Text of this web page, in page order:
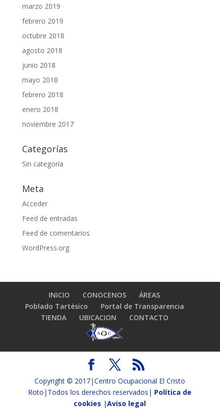
marzo 2019
febrero 2019
octubre 2018
agosto 2018
junio 2018
mayo 2018
febrero 2018
enero 2018
noviembre 2017
Categorías
Sin categoría
Meta
Acceder
Feed de entradas
Feed de comentarios
WordPress.org
INICIO CONOCENOS
ÁREAS
Poblado Tartésico
Portal de Transparencia
TIENDA
UBICACION CONTACTO
Copyright © 2017|Centro Ocupacional El Cristo
Roto|Todos los derechos reservados| Política de
cookies |Aviso legal